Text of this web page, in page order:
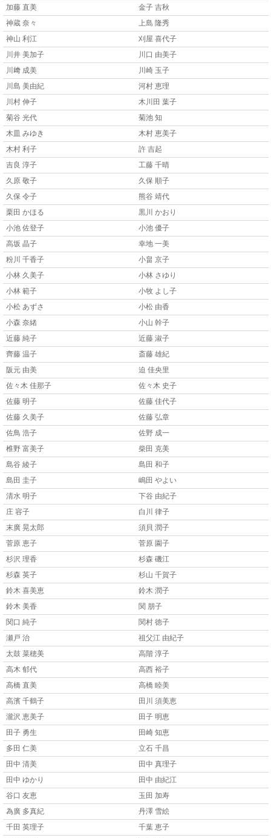
加藤 直美
金子 吉秋
神蔵 奈々
上島 隆秀
神山 利江
刈屋 喜代子
川井 美加子
川口 由美子
川﨑 成美
川崎 玉子
川島 美由紀
河村 恵理
川村 伸子
木川田 葉子
菊谷 光代
菊池 知
木皿 みゆき
木村 恵美子
木村 利子
許 吉起
吉良 淳子
工藤 千晴
久原 敬子
久保 順子
久保 令子
熊谷 靖代
栗田 かほる
黒川 かおり
小池 佐登子
小池 優子
高坂 晶子
幸地 一美
粉川 千香子
小畠 京子
小林 久美子
小林 さゆり
小林 範子
小牧 よし子
小松 あずさ
小松 由香
小森 奈緒
小山 幹子
近藤 純子
近藤 淑子
齊藤 温子
斎藤 雄紀
阪元 由美
迫 佳央里
佐々木 佳那子
佐々木 史子
佐藤 明子
佐藤 佳代子
佐藤 久美子
佐藤 弘章
佐鳥 浩子
佐野 成一
椎野 富美子
柴田 克美
島谷 綾子
島田 和子
島田 圭子
嶋田 やよい
清水 明子
下谷 由紀子
庄 容子
白川 律子
末廣 晃太郎
須貝 潤子
菅原 恵子
菅原 園子
杉沢 理香
杉森 磯江
杉森 英子
杉山 千賀子
鈴木 喜美恵
鈴木 潤子
鈴木 美香
関 朋子
関口 純子
関村 徳子
瀬戸 治
祖父江 由紀子
太鼓 菜穂美
高階 淳子
高木 郁代
高西 裕子
高橋 直美
高橋 睦美
高濱 千鶴子
田川 須美恵
瀧沢 恵美子
田子 明恵
田子 勇生
田崎 知恵
多田 仁美
立石 千昌
田中 清美
田中 真理子
田中 ゆかり
田中 由紀江
谷口 友恵
玉田 加寿
為廣 多真紀
丹澤 雪絵
千田 英理子
千葉 恵子